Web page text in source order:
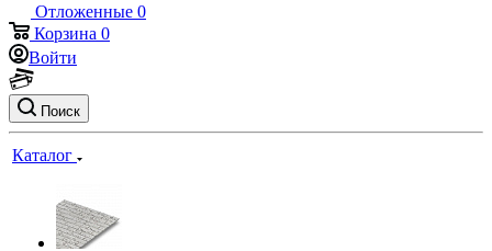
Отложенные 0
Корзина 0
Войти
Поиск
Каталог